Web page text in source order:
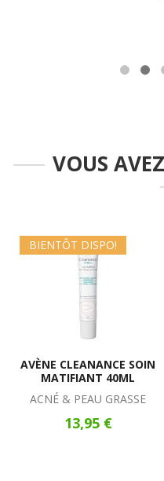
VOUS
BIENTÔT DISPO!
AVÈNE CLEANANCE SOIN
MATIFIANT 40ML
ACNÉ & PEAU GRASSE
13,95 €